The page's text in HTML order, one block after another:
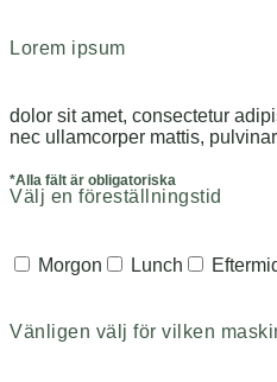
Lorem ipsum
dolor sit amet, consectetur
nec ullamcorper mattis,
*Alla fält är obligatoriska
Välj en föreställningstid
Morgon Lunch
Vänligen välj för vilken